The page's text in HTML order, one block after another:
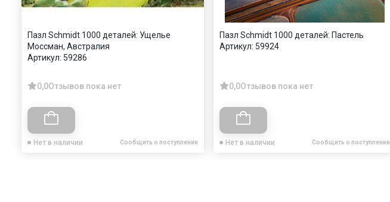
Пазл Schmidt 1000 деталей: Ущелье
Моссман, Австралия
Артикул: 59286
0,0Отзывов пока нет
Нет в наличии Сообщить о поступлении
Пазл Schmidt 1000 деталей: Пастель
Артикул: 59924
0,0Отзывов пока нет
Нет в наличии Сообщить о поступлении